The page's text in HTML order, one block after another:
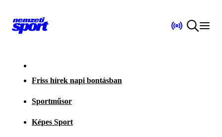
Friss hírek napi bontásban
Sportműsor
Képes Sport